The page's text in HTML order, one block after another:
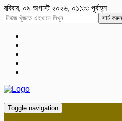
রবিবার, ০৯ অগাস্ট ২০২৬, ০১:৩৩ পূর্বাহ্ন
সার্চ করুন
Toggle navigation